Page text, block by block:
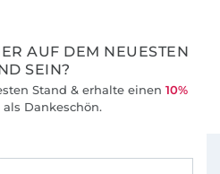
AUF DEM NEUESTEN
SEIN?
Stand & erhalte einen 10%
als Dankeschön.